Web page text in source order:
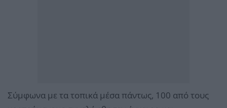
Σύμφωνα με τα τοπικά μέσα πάντως, 100 από τους